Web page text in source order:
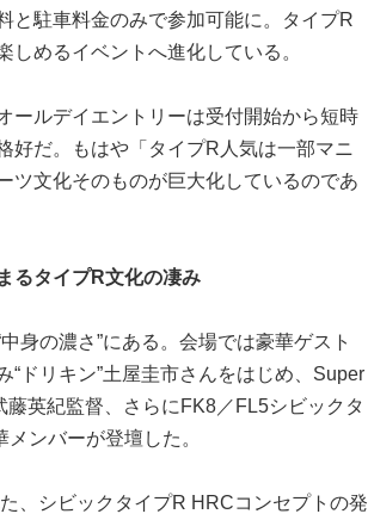
と駐車料金のみで参加可能に。タイプR
めるイベントへ進化している。
ールデイエントリーは受付開始から短時
好だ。もはや「タイプR人気は一部マニ
ツ文化そのものが巨大化しているのであ
るタイプR文化の凄み
身の濃さ”にある。会場では豪華ゲスト
ドリキン”土屋圭市さんをはじめ、Super
英紀監督、さらにFK8／FL5シビックタ
ンバーが登壇した。
、シビックタイプR HRCコンセプトの発